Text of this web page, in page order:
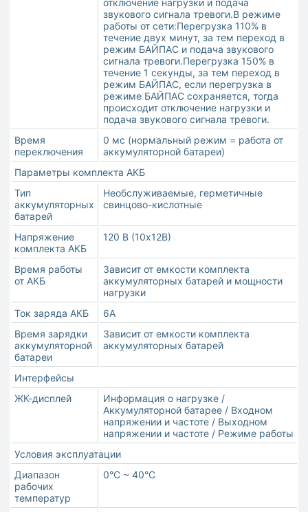
отключение нагрузки и подача
звукового сигнала тревоги.В режиме
работы от сети:Перегрузка 110% в
течение двух минут, за тем переход в
режим БАЙПАС и подача звукового
сигнала тревоги.Перегрузка 150% в
течение 1 секунды, за тем переход в
режим БАЙПАС, если перегрузка в
режиме БАЙПАС сохраняется, тогда
происходит отключение нагрузки и
подача звукового сигнала тревоги.
Время
переключения
0 мс (нормальный режим = работа от
аккумуляторной батареи)
Параметры комплекта АКБ
Тип
аккумуляторных
батарей
Необслуживаемые, герметичные
свинцово-кислотные
Напряжение
комплекта АКБ
120 В (10х12В)
Время работы
от АКБ
Зависит от емкости комплекта
аккумуляторных батарей и мощности
нагрузки
Ток заряда АКБ
6А
Время зарядки
аккумуляторной
батареи
Зависит от емкости комплекта
аккумуляторных батарей
Интерфейсы
ЖК-дисплей
Информация о нагрузке /
Аккумуляторной батарее / Входном
напряжении и частоте / Выходном
напряжении и частоте / Режиме работы
Условия эксплуатации
Диапазон
рабочих
температур
0°С ~ 40°С